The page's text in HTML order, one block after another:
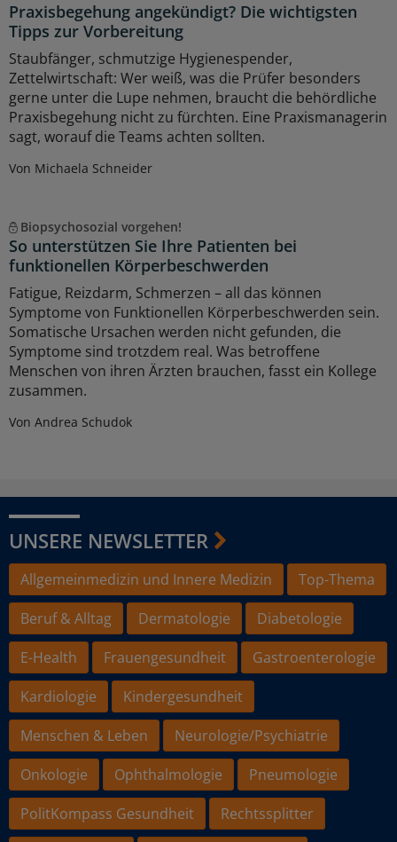
Praxisbegehung angekündigt? Die wichtigsten
Tipps zur Vorbereitung
Staubfänger, schmutzige Hygienespender,
Zettelwirtschaft: Wer weiß, was die Prüfer besonders
gerne unter die Lupe nehmen, braucht die behördliche
Praxisbegehung nicht zu fürchten. Eine Praxismanagerin
sagt, worauf die Teams achten sollten.
Von Michaela Schneider
Biopsychosozial vorgehen!
So unterstützen Sie Ihre Patienten bei
funktionellen Körperbeschwerden
Fatigue, Reizdarm, Schmerzen – all das können
Symptome von Funktionellen Körperbeschwerden sein.
Somatische Ursachen werden nicht gefunden, die
Symptome sind trotzdem real. Was betroffene
Menschen von ihren Ärzten brauchen, fasst ein Kollege
zusammen.
Von Andrea Schudok
UNSERE NEWSLETTER
Allgemeinmedizin und Innere Medizin
Top-Thema
Beruf & Alltag
Dermatologie
Diabetologie
E-Health
Frauengesundheit
Gastroenterologie
Kardiologie
Kindergesundheit
Menschen & Leben
Neurologie/Psychiatrie
Onkologie
Ophthalmologie
Pneumologie
PolitKompass Gesundheit
Rechtssplitter